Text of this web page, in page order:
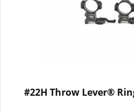
#22H Throw Lever®